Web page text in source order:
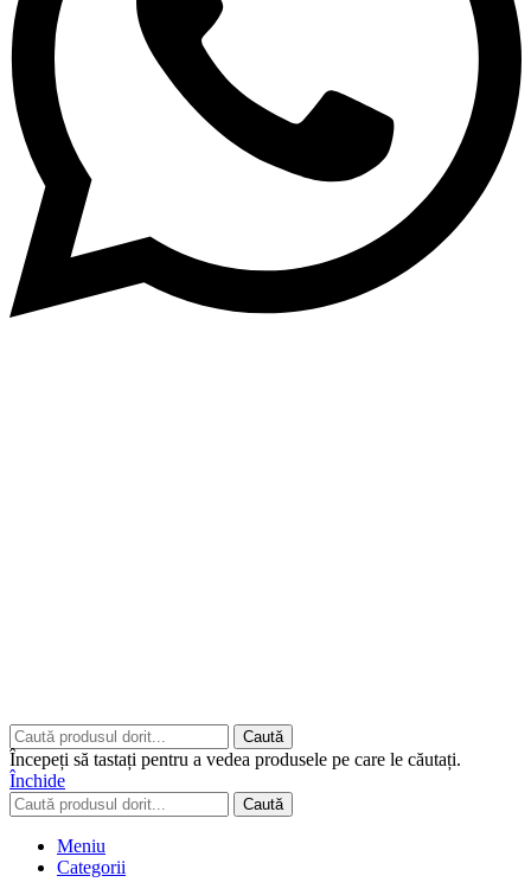
Caută
Începeți să tastați pentru a vedea produsele pe care le căutați.
Închide
Caută
Meniu
Categorii